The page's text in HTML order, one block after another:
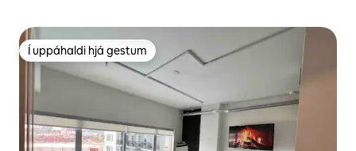
Í uppáhaldi hjá gestum
Í uppáhaldi hjá gestum